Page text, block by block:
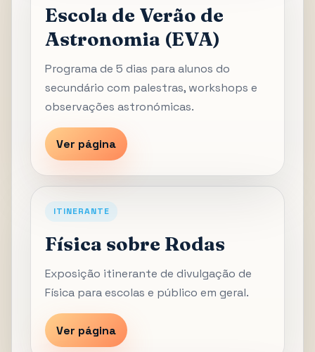
Escola de Verão de
Astronomia (EVA)
Programa de 5 dias para alunos do
secundário com palestras, workshops e
observações astronómicas.
Ver página
ITINERANTE
Física sobre Rodas
Exposição itinerante de divulgação de
Física para escolas e público em geral.
Ver página